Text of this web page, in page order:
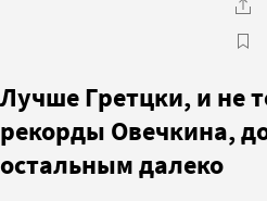
Лучше Гретцки, и не
рекорды Овечкина,
остальным далеко